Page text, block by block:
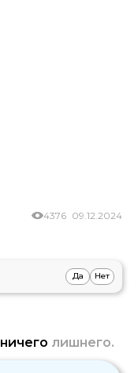
09.12.2024
4376
Да Нет
лишнего.